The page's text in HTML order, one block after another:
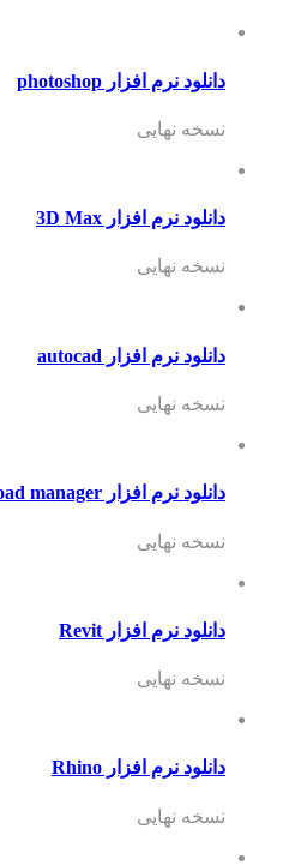
دانلود نرم افزار photoshop
نسخه نهایی
دانلود نرم افزار 3D Max
نسخه نهایی
دانلود نرم افزار autocad
نسخه نهایی
دانلود نرم افزار Download manager
نسخه نهایی
دانلود نرم افزار Revit
نسخه نهایی
دانلود نرم افزار Rhino
نسخه نهایی